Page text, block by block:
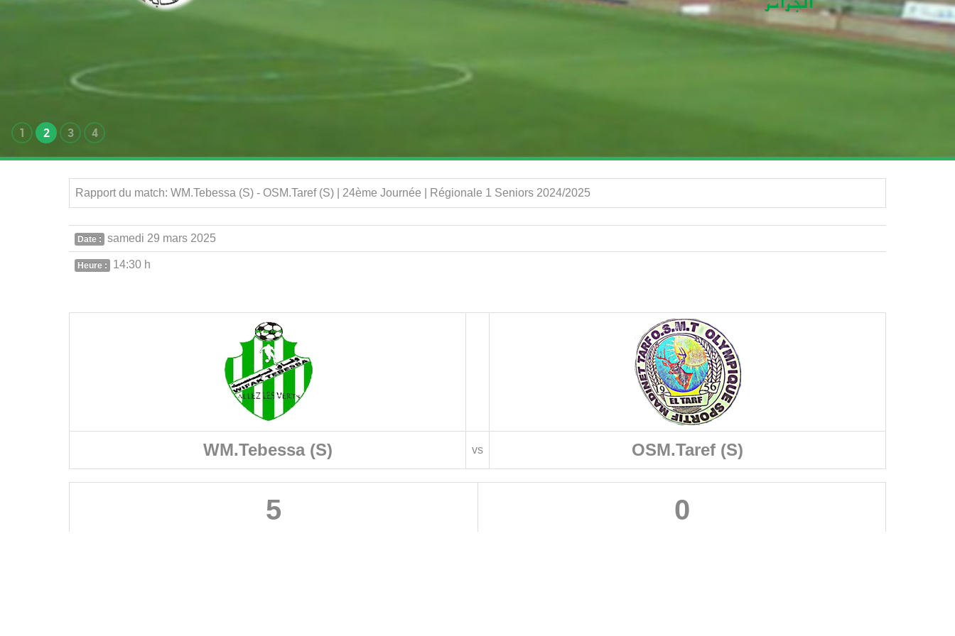
1 2 3 4
Rapport du match: WM.Tebessa (S) - OSM.Taref (S) | 24ème Journée | Régionale 1 Seniors 2024/2025
Date : samedi 29 mars 2025
Heure : 14:30 h
WM.Tebessa (S) vs OSM.Taref (S)
5 0